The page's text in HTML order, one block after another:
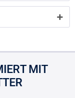
MIT